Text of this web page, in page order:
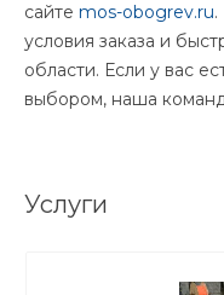
сайте mos-obogrev.ru
условия заказа и
области. Если у вас
выбором, наша
Услуги